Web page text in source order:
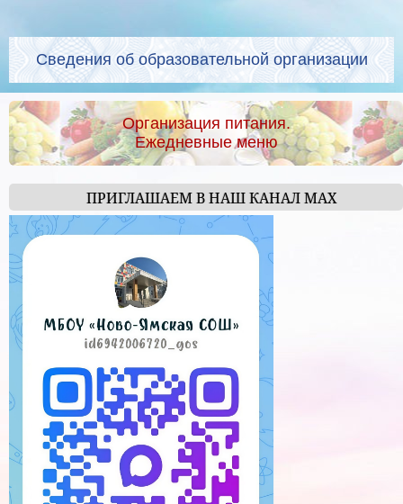
Сведения об образовательной организации
Организация питания.
Ежедневные меню
ПРИГЛАШАЕМ В НАШ КАНАЛ МАХ